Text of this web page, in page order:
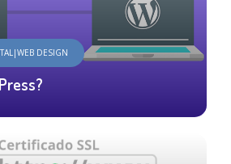
DESIGN